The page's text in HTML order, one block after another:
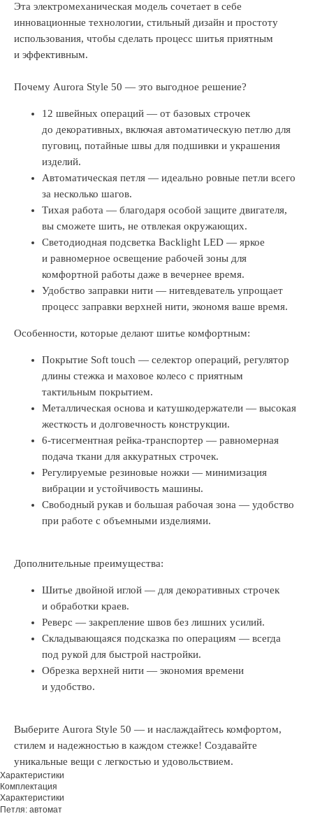
Эта электромеханическая модель сочетает в себе
инновационные технологии, стильный дизайн и простоту
использования, чтобы сделать процесс шитья приятным
и эффективным.
Почему Aurora Style 50 — это выгодное решение?
12 швейных операций — от базовых строчек
до декоративных, включая автоматическую петлю для
пуговиц, потайные швы для подшивки и украшения
изделий.
Автоматическая петля — идеально ровные петли всего
за несколько шагов.
Тихая работа — благодаря особой защите двигателя,
вы сможете шить, не отвлекая окружающих.
Светодиодная подсветка Backlight LED — яркое
и равномерное освещение рабочей зоны для
комфортной работы даже в вечернее время.
Удобство заправки нити — нитевдеватель упрощает
процесс заправки верхней нити, экономя ваше время.
Особенности, которые делают шитье комфортным:
Покрытие Soft touch — селектор операций, регулятор
длины стежка и маховое колесо с приятным
тактильным покрытием.
Металлическая основа и катушкодержатели — высокая
жесткость и долговечность конструкции.
6-тисегментная рейка-транспортер — равномерная
подача ткани для аккуратных строчек.
Регулируемые резиновые ножки — минимизация
вибрации и устойчивость машины.
Свободный рукав и большая рабочая зона — удобство
при работе с объемными изделиями.
Дополнительные преимущества:
Шитье двойной иглой — для декоративных строчек
и обработки краев.
Реверс — закрепление швов без лишних усилий.
Складывающаяся подсказка по операциям — всегда
под рукой для быстрой настройки.
Обрезка верхней нити — экономия времени
и удобство.
Выберите Aurora Style 50 — и наслаждайтесь комфортом,
стилем и надежностью в каждом стежке! Создавайте
уникальные вещи с легкостью и удовольствием.
Характеристики
Комплектация
Характеристики
Петля: автомат